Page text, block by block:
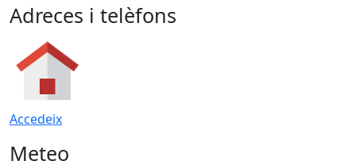
Adreces i telèfons
Accedeix
Meteo